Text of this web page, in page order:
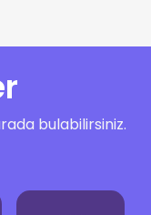
bulabilirsiniz.